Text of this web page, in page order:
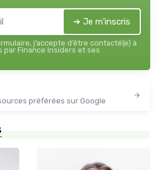
➔ Je m'inscris
j’accepte d’être contacté(e) à
par Finance Insiders et ses
préférées sur Google